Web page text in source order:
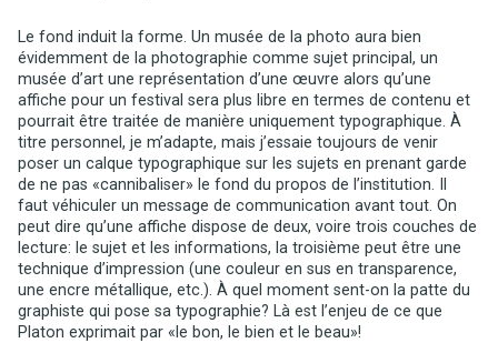
Le fond induit la forme. Un musée de la photo aura bien
évidemment de la photographie comme sujet principal, un
musée d’art une représentation d’une œuvre alors qu’une
affiche pour un festival sera plus libre en termes de contenu et
pourrait être traitée de manière uniquement typographique. À
titre personnel, je m’adapte, mais j’essaie toujours de venir
poser un calque typographique sur les sujets en prenant garde
de ne pas «cannibaliser» le fond du propos de l’institution. Il
faut véhiculer un message de communication avant tout. On
peut dire qu’une affiche dispose de deux, voire trois couches de
lecture: le sujet et les informations, la troisième peut être une
technique d’impression (une couleur en sus en transparence,
une encre métallique, etc.). À quel moment sent-on la patte du
graphiste qui pose sa typographie? Là est l’enjeu de ce que
Platon exprimait par «le bon, le bien et le beau»!